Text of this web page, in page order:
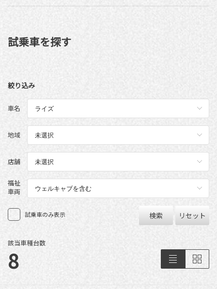
試乗車を探す
絞り込み
車名
地域
店舗
福祉
車両
試乗車のみ表示 検索 リセット
該当車種台数
8